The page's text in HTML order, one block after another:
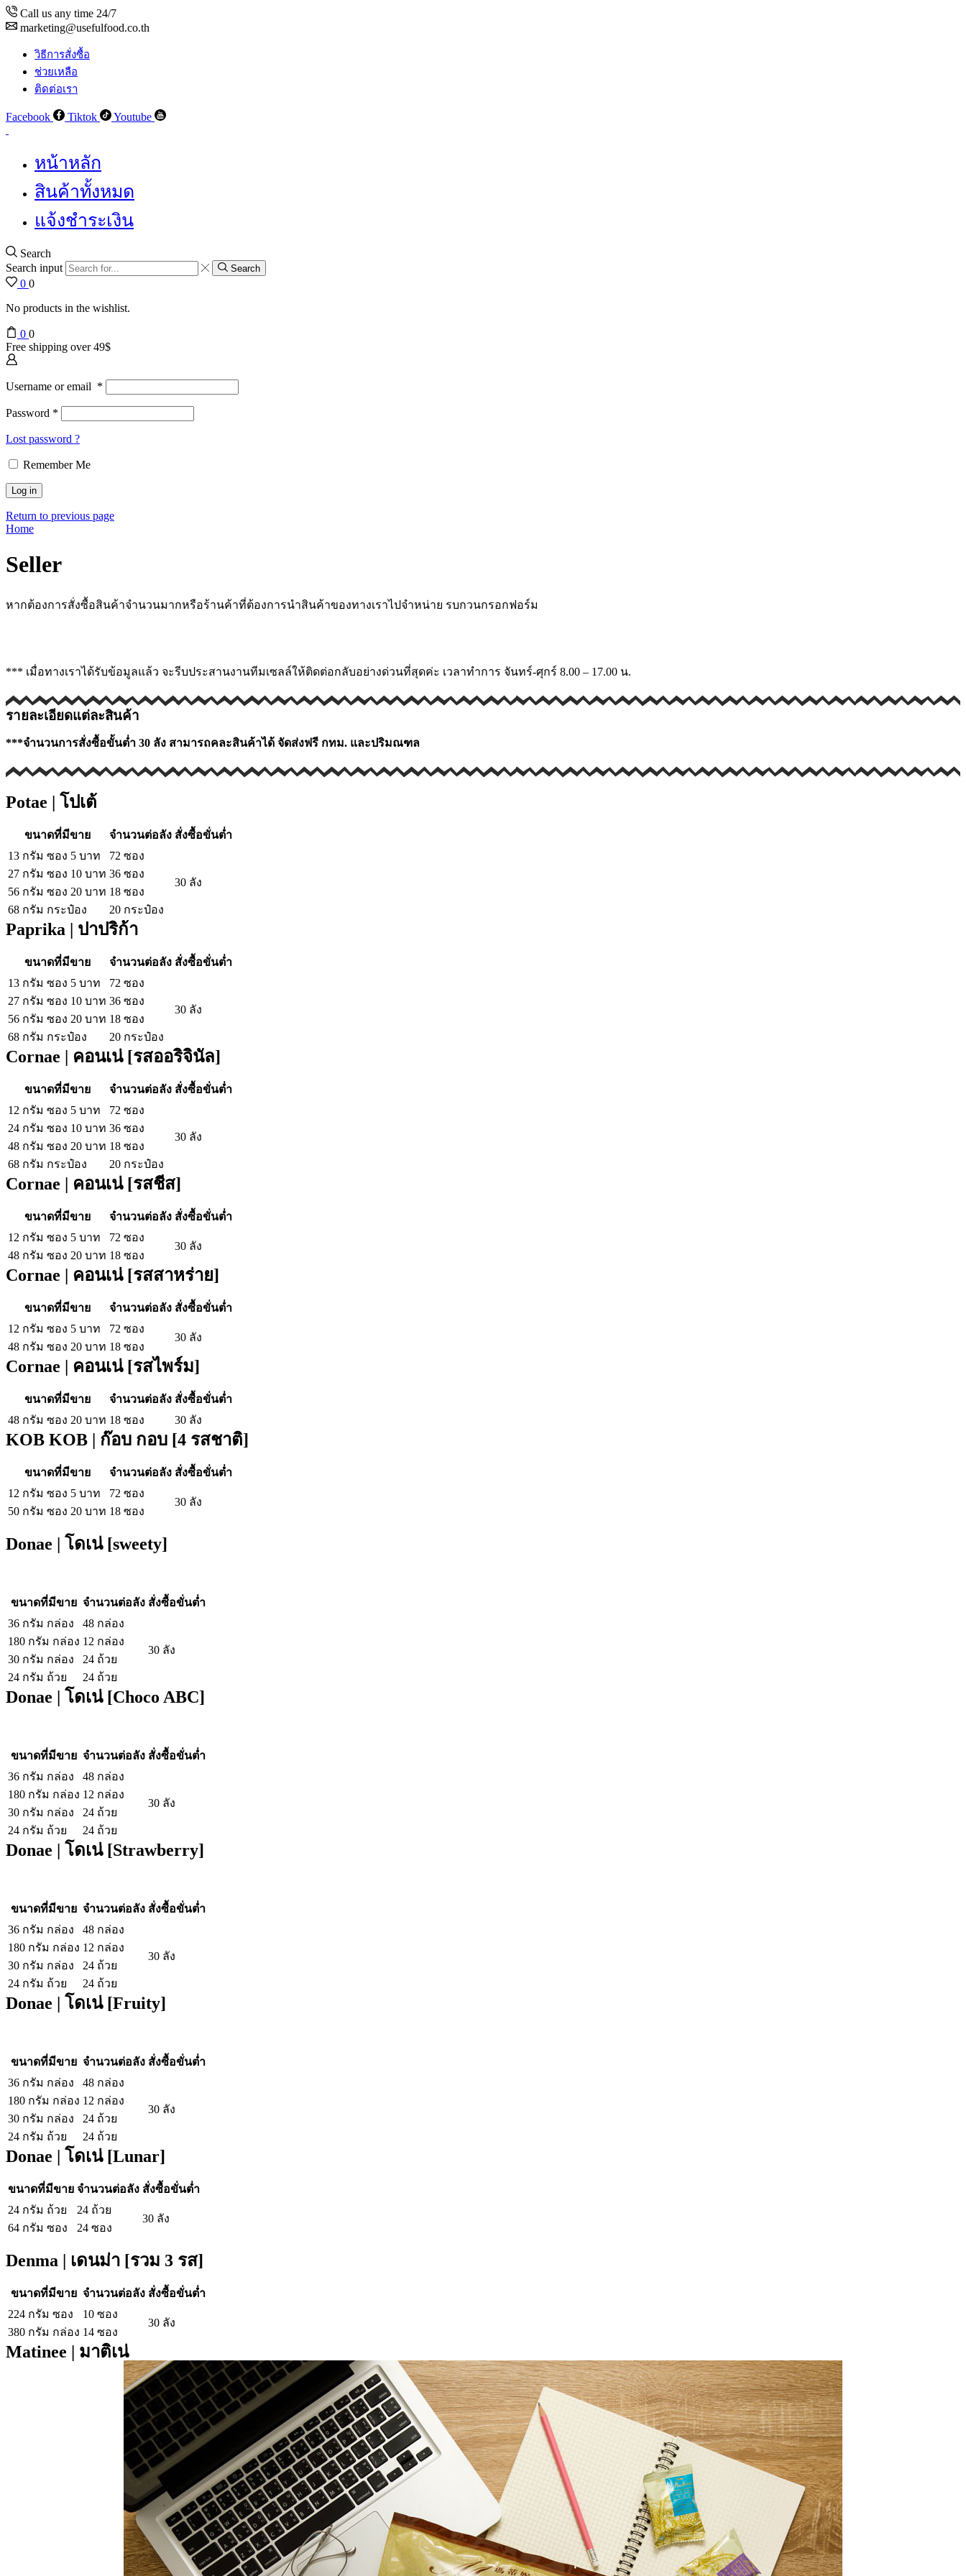
Call us any time 24/7
marketing@usefulfood.co.th
วิธีการสั่งซื้อ
ช่วยเหลือ
ติดต่อเรา
Facebook Tiktok Youtube
หน้าหลัก
สินค้าทั้งหมด
แจ้งชำระเงิน
Search
Search input
Search
0 0
No products in the wishlist.
0 0
Free shipping over 49$
Username or email *
Password *
Lost password ?
Remember Me
Log in
Return to previous page
Home
Seller
หากต้องการสั่งซื้อสินค้าจำนวนมากหรือร้านค้าที่ต้องการนำสินค้าของทางเราไปจำหน่าย รบกวนกรอกฟอร์ม
*** เมื่อทางเราได้รับข้อมูลแล้ว จะรีบประสานงานทีมเซลล์ให้ติดต่อกลับอย่างด่วนที่สุดค่ะ เวลาทำการ จันทร์-ศุกร์ 8.00 – 17.00 น.
รายละเอียดแต่ละสินค้า
***จำนวนการสั่งซื้อขั้นต่ำ 30 ลัง สามารถคละสินค้าได้ จัดส่งฟรี กทม. และปริมณฑล
Potae | โปเต้
ขนาดที่มีขาย จำนวนต่อลัง สั่งซื้อขั่นต่ำ
13 กรัม ซอง 5 บาท
27 กรัม ซอง 10 บาท
56 กรัม ซอง 20 บาท
68 กรัม กระป๋อง
72 ซอง
36 ซอง
18 ซอง
20 กระป๋อง
30 ลัง
Paprika | ปาปริก้า
ขนาดที่มีขาย จำนวนต่อลัง สั่งซื้อขั่นต่ำ
13 กรัม ซอง 5 บาท
27 กรัม ซอง 10 บาท
56 กรัม ซอง 20 บาท
68 กรัม กระป๋อง
72 ซอง
36 ซอง
18 ซอง
20 กระป๋อง
30 ลัง
Cornae | คอนเน่ [รสออริจินัล]
ขนาดที่มีขาย จำนวนต่อลัง สั่งซื้อขั่นต่ำ
12 กรัม ซอง 5 บาท
24 กรัม ซอง 10 บาท
48 กรัม ซอง 20 บาท
68 กรัม กระป๋อง
72 ซอง
36 ซอง
18 ซอง
20 กระป๋อง
30 ลัง
Cornae | คอนเน่ [รสชีส]
ขนาดที่มีขาย จำนวนต่อลัง สั่งซื้อขั่นต่ำ
12 กรัม ซอง 5 บาท
48 กรัม ซอง 20 บาท
72 ซอง
18 ซอง
30 ลัง
Cornae | คอนเน่ [รสสาหร่าย]
ขนาดที่มีขาย จำนวนต่อลัง สั่งซื้อขั่นต่ำ
12 กรัม ซอง 5 บาท
48 กรัม ซอง 20 บาท
72 ซอง
18 ซอง
30 ลัง
Cornae | คอนเน่ [รสไพร์ม]
ขนาดที่มีขาย จำนวนต่อลัง สั่งซื้อขั่นต่ำ
48 กรัม ซอง 20 บาท 18 ซอง 30 ลัง
KOB KOB | ก๊อบ กอบ [4 รสชาติ]
ขนาดที่มีขาย จำนวนต่อลัง สั่งซื้อขั่นต่ำ
12 กรัม ซอง 5 บาท
50 กรัม ซอง 20 บาท
72 ซอง
18 ซอง
30 ลัง
Donae | โดเน่ [sweety]
ขนาดที่มีขาย จำนวนต่อลัง สั่งซื้อขั่นต่ำ
36 กรัม กล่อง
180 กรัม กล่อง
30 กรัม กล่อง
24 กรัม ถ้วย
48 กล่อง
12 กล่อง
24 ถ้วย
24 ถ้วย
30 ลัง
Donae | โดเน่ [Choco ABC]
ขนาดที่มีขาย จำนวนต่อลัง สั่งซื้อขั่นต่ำ
36 กรัม กล่อง
180 กรัม กล่อง
30 กรัม กล่อง
24 กรัม ถ้วย
48 กล่อง
12 กล่อง
24 ถ้วย
24 ถ้วย
30 ลัง
Donae | โดเน่ [Strawberry]
ขนาดที่มีขาย จำนวนต่อลัง สั่งซื้อขั่นต่ำ
36 กรัม กล่อง
180 กรัม กล่อง
30 กรัม กล่อง
24 กรัม ถ้วย
48 กล่อง
12 กล่อง
24 ถ้วย
24 ถ้วย
30 ลัง
Donae | โดเน่ [Fruity]
ขนาดที่มีขาย จำนวนต่อลัง สั่งซื้อขั่นต่ำ
36 กรัม กล่อง
180 กรัม กล่อง
30 กรัม กล่อง
24 กรัม ถ้วย
48 กล่อง
12 กล่อง
24 ถ้วย
24 ถ้วย
30 ลัง
Donae | โดเน่ [Lunar]
ขนาดที่มีขาย จำนวนต่อลัง สั่งซื้อขั่นต่ำ
24 กรัม ถ้วย
64 กรัม ซอง
24 ถ้วย
24 ซอง
30 ลัง
Denma | เดนม่า [รวม 3 รส]
ขนาดที่มีขาย จำนวนต่อลัง สั่งซื้อขั่นต่ำ
224 กรัม ซอง
380 กรัม กล่อง
10 ซอง
14 ซอง
30 ลัง
Matinee | มาติเน่